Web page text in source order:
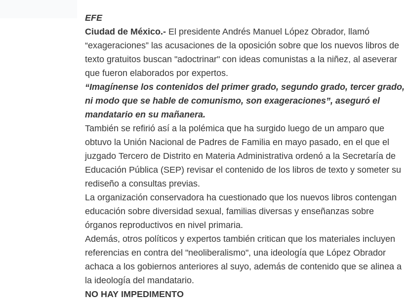
EFE
Ciudad de México.- El presidente Andrés Manuel López Obrador, llamó
“exageraciones” las acusaciones de la oposición sobre que los nuevos libros de
texto gratuitos buscan "adoctrinar" con ideas comunistas a la niñez, al aseverar
que fueron elaborados por expertos.
“Imagínense los contenidos del primer grado, segundo grado, tercer grado,
ni modo que se hable de comunismo, son exageraciones”, aseguró el
mandatario en su mañanera.
También se refirió así a la polémica que ha surgido luego de un amparo que
obtuvo la Unión Nacional de Padres de Familia en mayo pasado, en el que el
juzgado Tercero de Distrito en Materia Administrativa ordenó a la Secretaría de
Educación Pública (SEP) revisar el contenido de los libros de texto y someter su
rediseño a consultas previas.
La organización conservadora ha cuestionado que los nuevos libros contengan
educación sobre diversidad sexual, familias diversas y enseñanzas sobre
órganos reproductivos en nivel primaria.
Además, otros políticos y expertos también critican que los materiales incluyen
referencias en contra del "neoliberalismo", una ideología que López Obrador
achaca a los gobiernos anteriores al suyo, además de contenido que se alinea a
la ideología del mandatario.
NO HAY IMPEDIMENTO